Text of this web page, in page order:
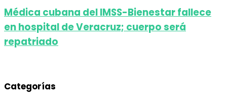
Médica cubana del IMSS-Bienestar fallece
en hospital de Veracruz; cuerpo será
repatriado
Categorías